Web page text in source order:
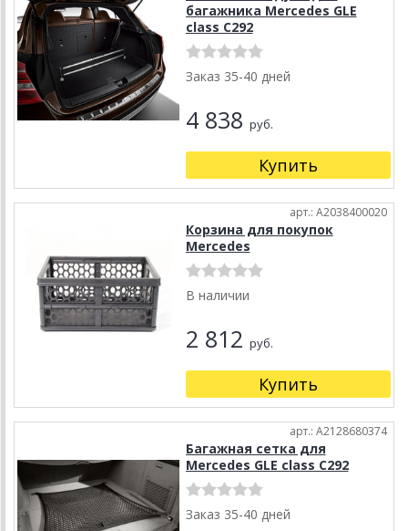
багажника Mercedes GLE
class C292
Заказ 35-40 дней
4 838 руб.
Купить
арт.: A2038400020
Корзина для покупок
Mercedes
В наличии
2 812 руб.
Купить
арт.: A2128680374
Багажная сетка для
Mercedes GLE class C292
Заказ 35-40 дней